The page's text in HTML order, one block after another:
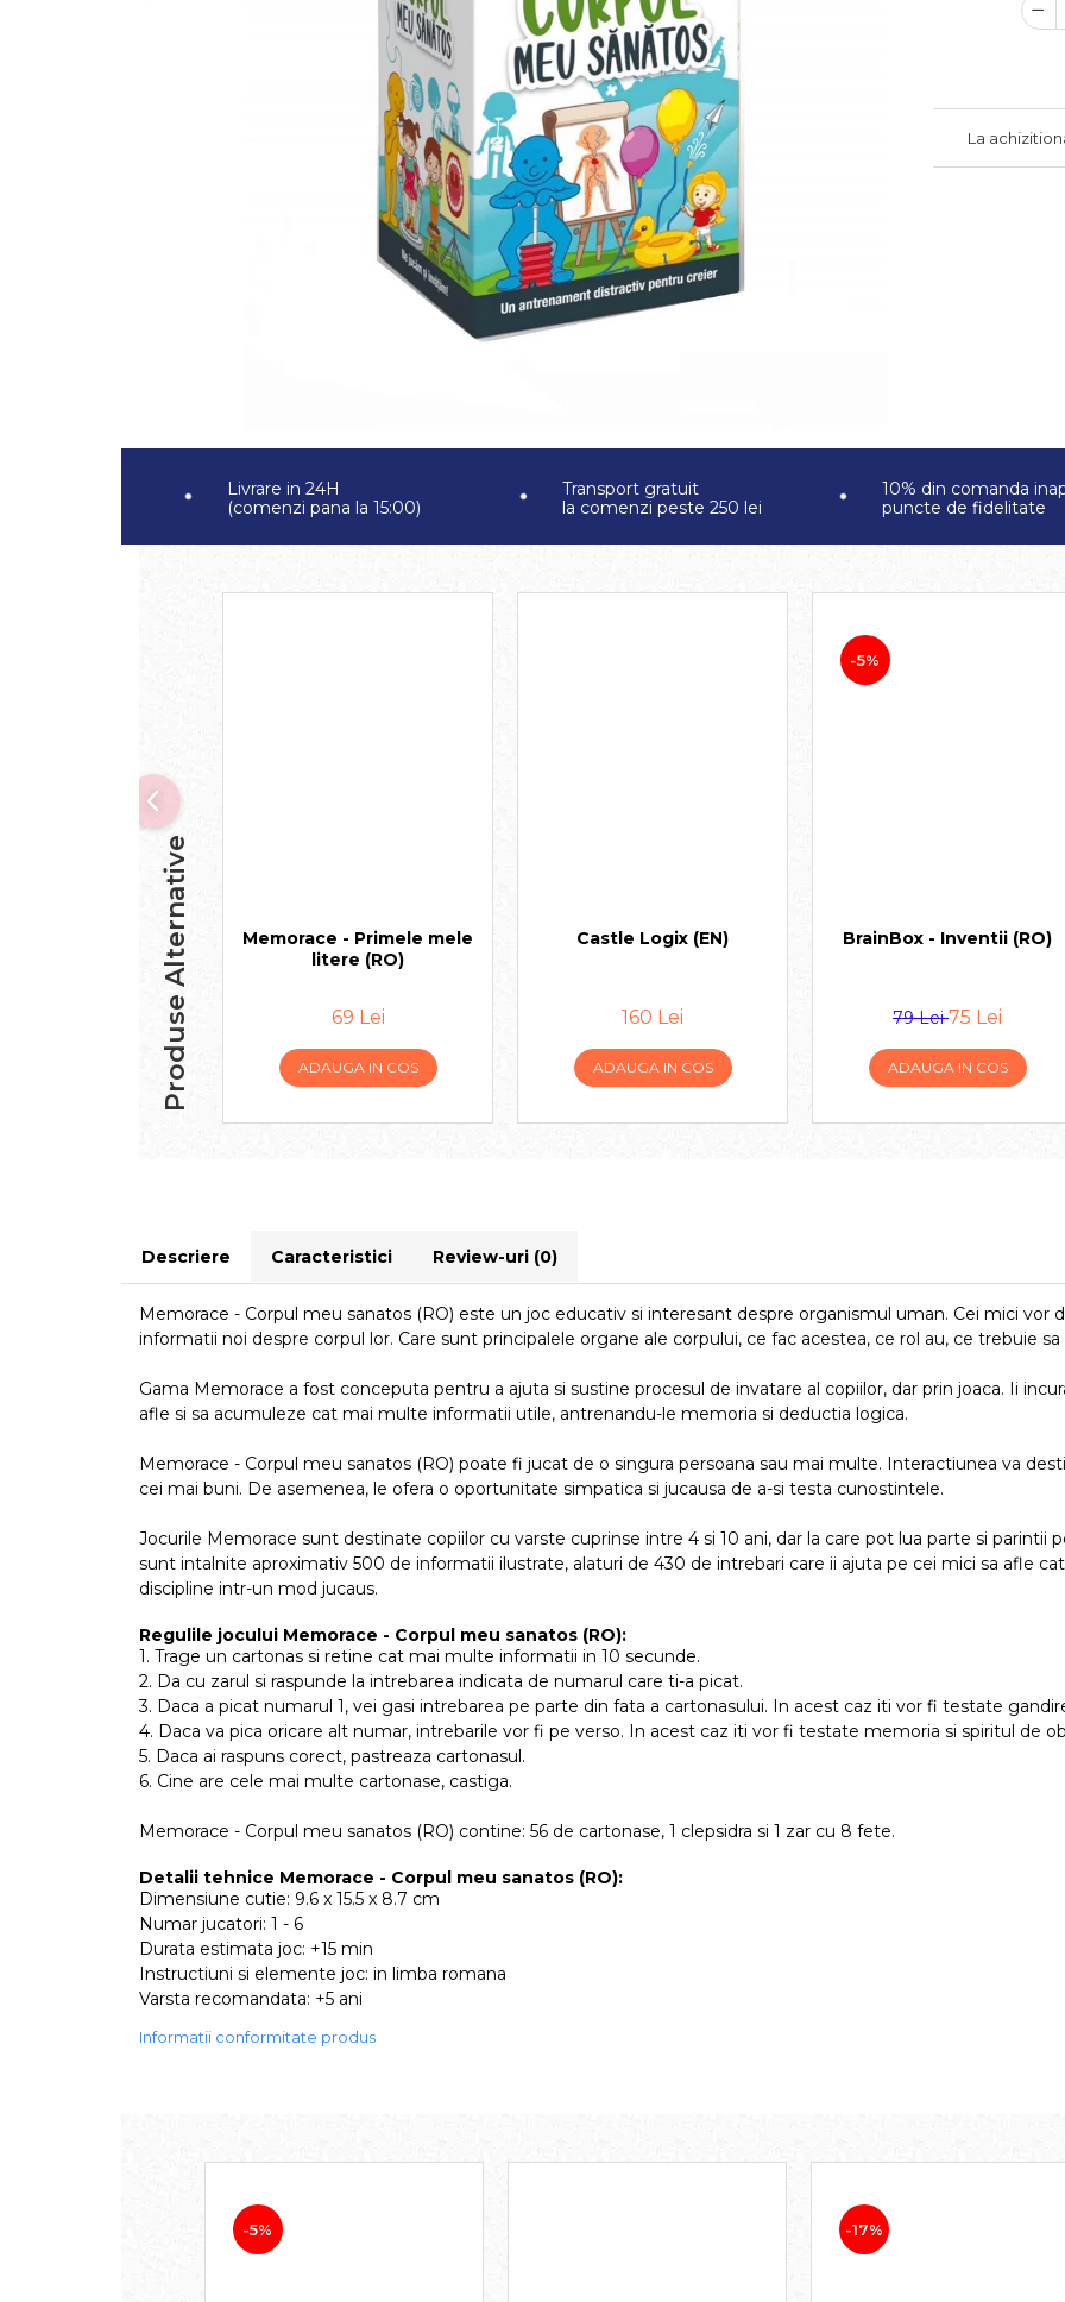
Vezi toate jocurile de societate
La
Livrare in 24H
(comenzi pana la 15:00)
Transport gratuit
la comenzi peste 250 lei
10% din comanda
puncte de fidelitate
Produse Alternative
Memorace - Primele mele
litere (RO)
69 Lei
ADAUGA IN COS
Castle Logix (EN)
160 Lei
ADAUGA IN COS
-5%
BrainBox - Inventii (RO)
79 Lei75 Lei
ADAUGA IN COS
Descriere Caracteristici Review-uri (0)
Memorace - Corpul meu sanatos (RO) este un joc educativ si interesant despre organismul uman. Cei mici vor
informatii noi despre corpul lor. Care sunt principalele organe ale corpului, ce fac acestea, ce rol au, ce trebuie
Gama Memorace a fost conceputa pentru a ajuta si sustine procesul de invatare al copiilor, dar prin joaca. Ii
afle si sa acumuleze cat mai multe informatii utile, antrenandu-le memoria si deductia logica.
Memorace - Corpul meu sanatos (RO) poate fi jucat de o singura persoana sau mai multe. Interactiunea va
cei mai buni. De asemenea, le ofera o oportunitate simpatica si jucausa de a-si testa cunostintele.
Jocurile Memorace sunt destinate copiilor cu varste cuprinse intre 4 si 10 ani, dar la care pot lua parte si parintii
sunt intalnite aproximativ 500 de informatii ilustrate, alaturi de 430 de intrebari care ii ajuta pe cei mici sa afle
discipline intr-un mod jucaus.
Regulile jocului Memorace - Corpul meu sanatos (RO):
1. Trage un cartonas si retine cat mai multe informatii in 10 secunde.
2. Da cu zarul si raspunde la intrebarea indicata de numarul care ti-a picat.
3. Daca a picat numarul 1, vei gasi intrebarea pe parte din fata a cartonasului. In acest caz iti vor fi testate
4. Daca va pica oricare alt numar, intrebarile vor fi pe verso. In acest caz iti vor fi testate memoria si spiritul de
5. Daca ai raspuns corect, pastreaza cartonasul.
6. Cine are cele mai multe cartonase, castiga.
Memorace - Corpul meu sanatos (RO) contine: 56 de cartonase, 1 clepsidra si 1 zar cu 8 fete.
Detalii tehnice Memorace - Corpul meu sanatos (RO):
Dimensiune cutie: 9.6 x 15.5 x 8.7 cm
Numar jucatori: 1 - 6
Durata estimata joc: +15 min
Instructiuni si elemente joc: in limba romana
Varsta recomandata: +5 ani
Informatii conformitate produs
-5% -17%